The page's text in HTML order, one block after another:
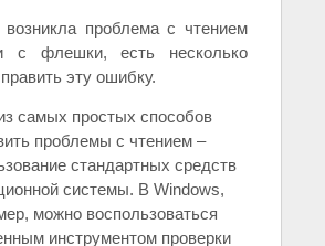
проблема с чтением
с флешки, есть несколько
эту ошибку.
самых простых способов
проблемы с чтением –
стандартных средств
системы. В Windows,
можно воспользоваться
инструментом проверки